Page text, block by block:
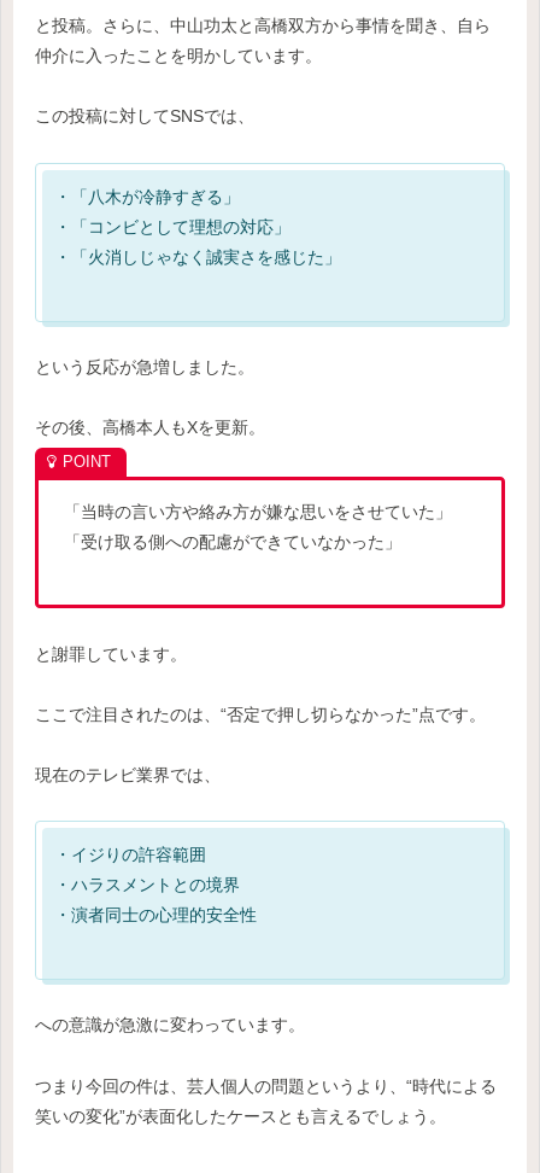
と投稿。さらに、中山功太と高橋双方から事情を聞き、自ら
仲介に入ったことを明かしています。
この投稿に対してSNSでは、
・「八木が冷静すぎる」
・「コンビとして理想の対応」
・「火消しじゃなく誠実さを感じた」
という反応が急増しました。
その後、高橋本人もXを更新。
「当時の言い方や絡み方が嫌な思いをさせていた」
「受け取る側への配慮ができていなかった」
と謝罪しています。
ここで注目されたのは、“否定で押し切らなかった”点です。
現在のテレビ業界では、
・イジりの許容範囲
・ハラスメントとの境界
・演者同士の心理的安全性
への意識が急激に変わっています。
つまり今回の件は、芸人個人の問題というより、“時代による
笑いの変化”が表面化したケースとも言えるでしょう。